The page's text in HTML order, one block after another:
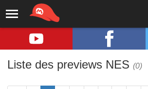
Liste des previews NES (0)